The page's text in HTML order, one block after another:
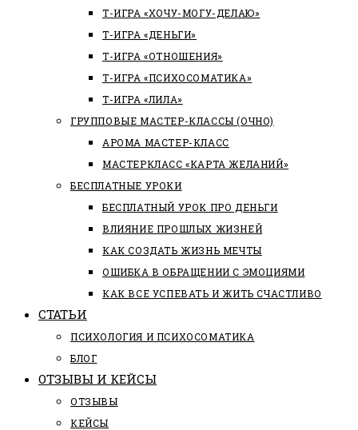
Т-ИГРА «ХОЧУ-МОГУ-ДЕЛАЮ»
Т-ИГРА «ДЕНЬГИ»
Т-ИГРА «ОТНОШЕНИЯ»
Т-ИГРА «ПСИХОСОМАТИКА»
Т-ИГРА «ЛИЛА»
ГРУППОВЫЕ МАСТЕР-КЛАССЫ (ОЧНО)
АРОМА МАСТЕР-КЛАСС
МАСТЕРКЛАСС «КАРТА ЖЕЛАНИЙ»
БЕСПЛАТНЫЕ УРОКИ
БЕСПЛАТНЫЙ УРОК ПРО ДЕНЬГИ
ВЛИЯНИЕ ПРОШЛЫХ ЖИЗНЕЙ
КАК СОЗДАТЬ ЖИЗНЬ МЕЧТЫ
ОШИБКА В ОБРАЩЕНИИ С ЭМОЦИЯМИ
КАК ВСЕ УСПЕВАТЬ И ЖИТЬ СЧАСТЛИВО
СТАТЬИ
ПCИХОЛОГИЯ И ПСИХОСОМАТИКА
БЛОГ
ОТЗЫВЫ И КЕЙСЫ
ОТЗЫВЫ
КЕЙСЫ